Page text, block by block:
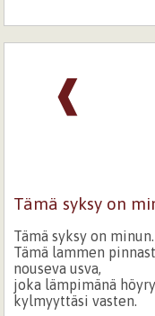
❰
Tämä syksy on
Tämä syksy on minun.
Tämä lammen
nouseva usva,
joka lämpimänä
kylmyyttäsi vasten.